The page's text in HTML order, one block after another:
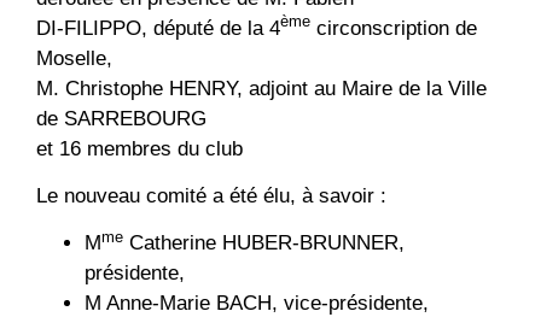
DI-FILIPPO, député de la 4ème circonscription de
Moselle,
M. Christophe HENRY, adjoint au Maire de la Ville
de SARREBOURG
et 16 membres du club
Le nouveau comité a été élu, à savoir :
Mme Catherine HUBER-BRUNNER,
présidente,
M Anne-Marie BACH, vice-présidente,